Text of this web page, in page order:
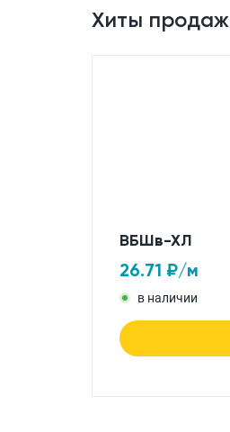
Хиты продаж
ВБШв-ХЛ
26.71 ₽/м
в наличии